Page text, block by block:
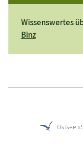
Wissenswertes
Binz
Ostsee